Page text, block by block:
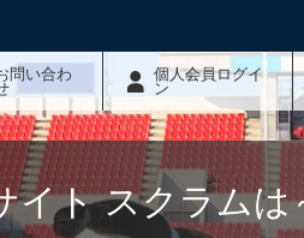
問い合わ
個人会員ログイ
ン
イト スクラムは